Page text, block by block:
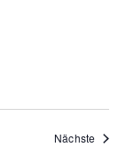
Nächste